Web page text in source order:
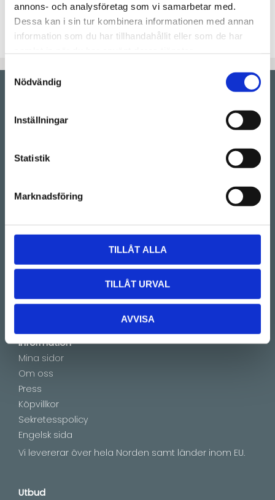
annons- och analysföretag som vi samarbetar med.
Dessa kan i sin tur kombinera informationen med annan
information som du har tillhandahållit eller som de har
Samtyckesval
Nödvändig
Inställningar
Statistik
Marknadsföring
TILLÅT ALLA
TILLÅT URVAL
AVVISA
Kökslucka med ram i modellen "Af Kant" , lackas i
valfri färg utan extra kostnad.
Rörstrandsgatan 17, 113 41 Stockholm
Instagram.
Montageinstruktioner
Showroom by appointment
Information
Mina sidor
Om oss
Press
Köpvillkor
Sekretesspolicy
Engelsk sida
Vi levererar över hela Norden samt länder inom EU.
Utbud